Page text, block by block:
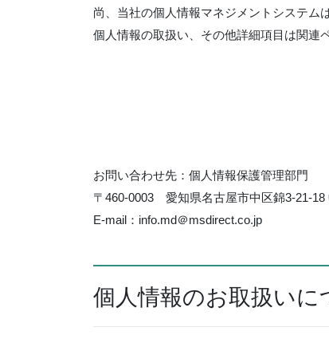
尚、当社の個人情報マネジメントシステム
個人情報の取扱い、その他詳細項目は関連
お問い合わせ先：個人情報保護管理部門
〒460-0003 愛知県名古屋市中区錦3-21-18
E-mail：info.md＠msdirect.co.jp
個人情報のお取扱いに